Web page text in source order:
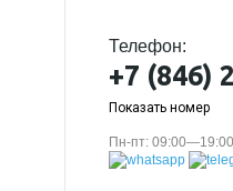
Телефон:
+7 (846)
Показать номер
Пн-пт: